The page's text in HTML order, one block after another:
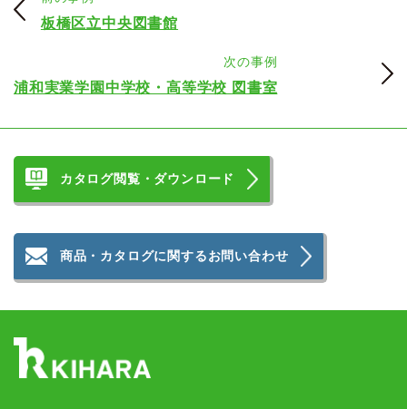
板橋区立中央図書館
次の事例
浦和実業学園中学校・高等学校 図書室
カタログ閲覧・ダウンロード
商品・カタログに関するお問い合わせ